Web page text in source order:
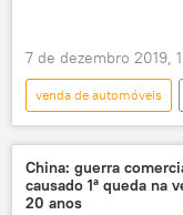
7 de dezembro 2019,
venda de automóveis
Notícias
livre comércio
Paraguai
China: guerra
causado 1ª queda na
20 anos